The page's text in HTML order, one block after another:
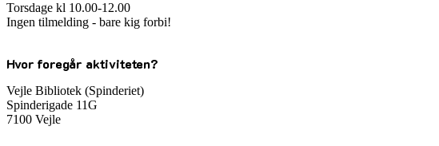
Torsdage kl 10.00-12.00
Ingen tilmelding - bare kig forbi!
Hvor foregår aktiviteten?
Vejle Bibliotek (Spinderiet)
Spinderigade 11G
7100 Vejle